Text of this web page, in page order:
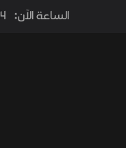
الساعة الآن: